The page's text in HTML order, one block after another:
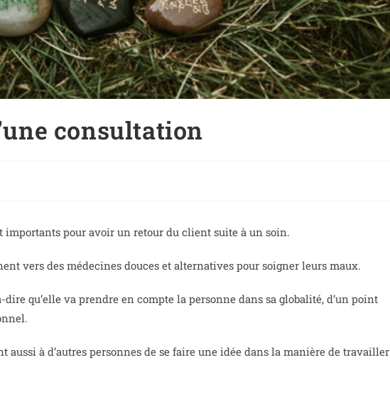
consultation
importants pour avoir un retour du client suite à un soin.
vers des médecines douces et alternatives pour soigner leurs maux.
dire qu’elle va prendre en compte la personne dans sa globalité, d’un point
aussi à d’autres personnes de se faire une idée dans la manière de travailler